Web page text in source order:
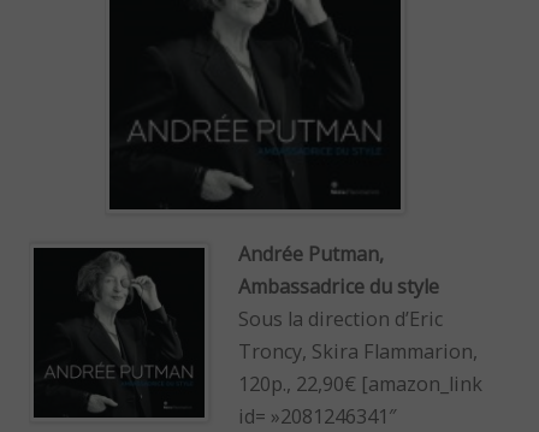
Andrée Putman,
Ambassadrice du style
Sous la direction d’Eric
Troncy, Skira Flammarion,
120p., 22,90€ [amazon_link
id= »2081246341″